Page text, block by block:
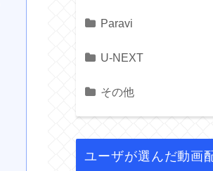
Paravi
U-NEXT
その他
ユーザが選んだ動画